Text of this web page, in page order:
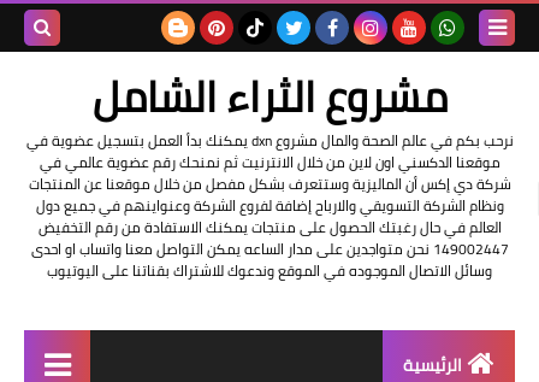
مشروع الثراء الشامل
نرحب بكم في عالم الصحة والمال مشروع dxn يمكنك بدأ العمل بتسجيل عضوية في
موقعنا الدكسني اون لاين من خلال الانترنيت ثم نمنحك رقم عضوية عالمي في
شركة دي إكس أن الماليزية وستتعرف بشكل مفصل من خلال موقعنا عن المنتجات
ونظام الشركة التسويقي والارباح إضافة لفروع الشركة وعنواينهم في جميع دول
العالم في حال رغبتك الحصول على منتجات يمكنك الاستفادة من رقم التخفيض
149002447 نحن متواجدين على مدار الساعه يمكن التواصل معنا واتساب او احدى
وسائل الاتصال الموجوده في الموقع وندعوك للاشتراك بقناتنا على اليوتيوب
الرئيسية